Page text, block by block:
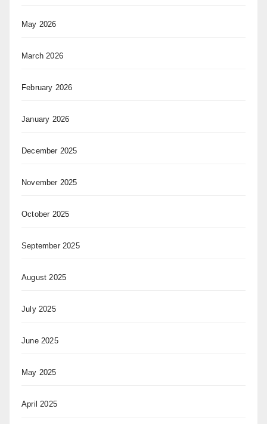
May 2026
March 2026
February 2026
January 2026
December 2025
November 2025
October 2025
September 2025
August 2025
July 2025
June 2025
May 2025
April 2025